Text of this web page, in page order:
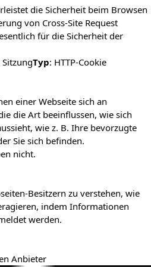
die Sicherheit beim Browsen
von Cross-Site Request
für die Sicherheit der
SitzungTyp: HTTP-Cookie
einer Webseite sich an
die Art beeinflussen, wie sich
wie z. B. Ihre bevorzugte
Sie sich befinden.
nicht.
Besitzern zu verstehen, wie
indem Informationen
werden.
Anbieter